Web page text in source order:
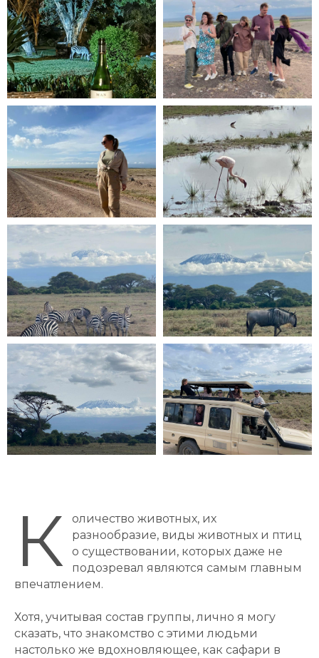
К
оличество животных, их
разнообразие, виды животных и птиц
о существовании, которых даже не
подозревал являются самым главным
впечатлением.
Хотя, учитывая состав группы, лично я могу
сказать, что знакомство с этими людьми
настолько же вдохновляющее, как сафари в